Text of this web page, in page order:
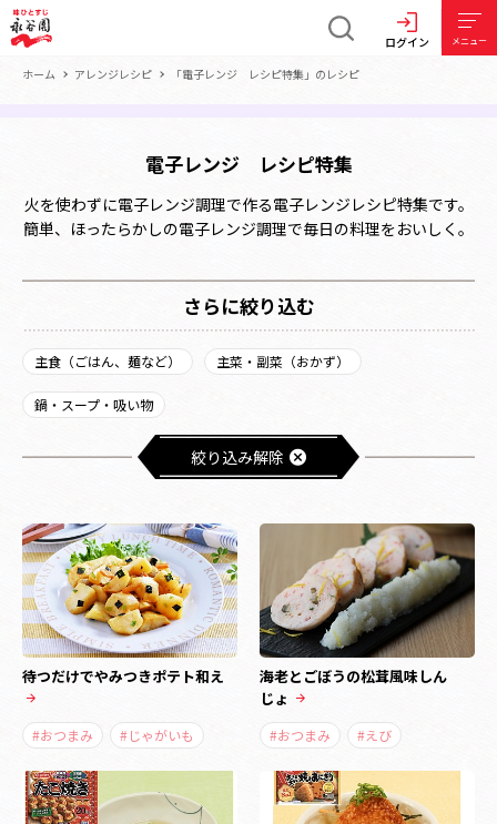
ログイン メニュー
ホーム アレンジレシピ 「電子レンジ レシピ特集」のレシピ
電子レンジ レシピ特集
火を使わずに電子レンジ調理で作る電子レンジレシピ特集です。
簡単、ほったらかしの電子レンジ調理で毎日の料理をおいしく。
さらに絞り込む
主食（ごはん、麺など） 主菜・副菜（おかず）
鍋・スープ・吸い物
絞り込み解除
待つだけでやみつきポテト和え
#おつまみ #じゃがいも
海老とごぼうの松茸風味しん
じょ
#おつまみ #えび